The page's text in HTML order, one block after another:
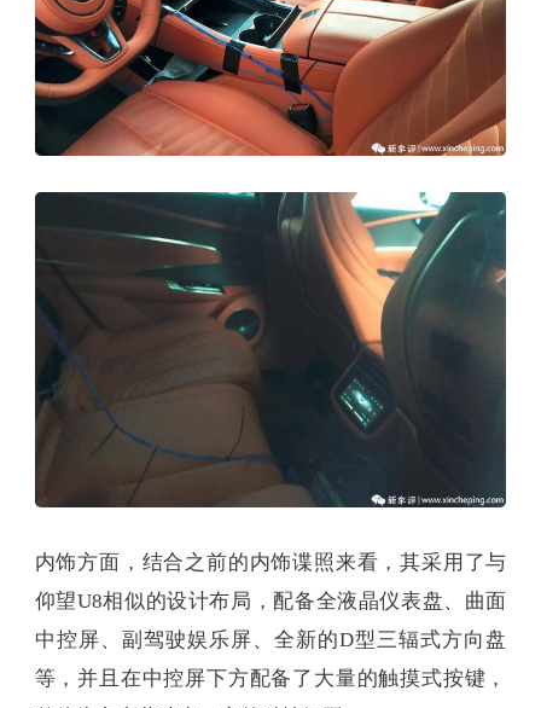
内饰方面，结合之前的内饰谍照来看，其采用了与
仰望U8相似的设计布局，配备全液晶仪表盘、曲面
中控屏、副驾驶娱乐屏、全新的D型三辐式方向盘
等，并且在中控屏下方配备了大量的触摸式按键，